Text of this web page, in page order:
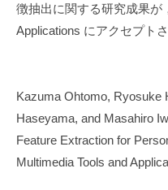
r
a
徴抽出に関する研究成果が
Applications にアクセプト
Kazuma Ohtomo, Ryosuke
Haseyama, and Masahiro
Feature Extraction for
Multimedia Tools and